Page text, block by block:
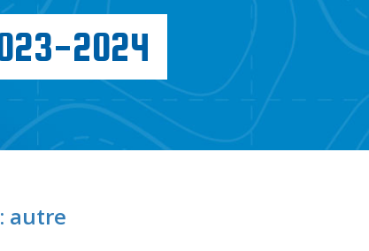
2024
autre